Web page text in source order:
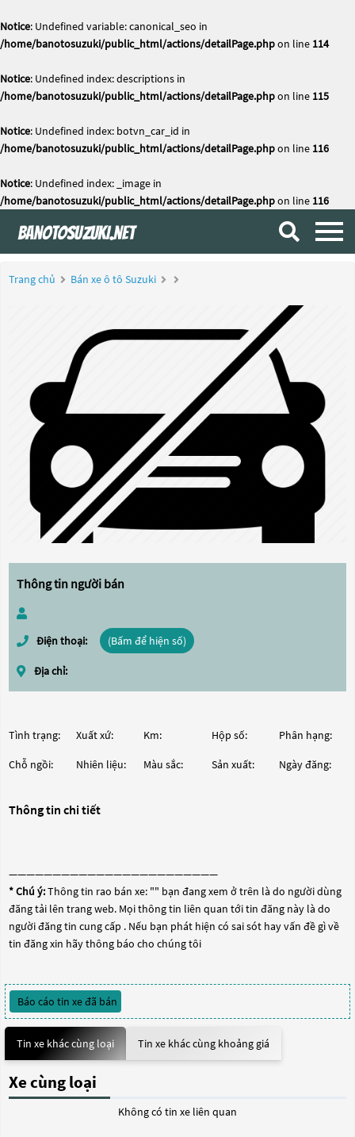
Notice: Undefined variable: canonical_seo in
/home/banotosuzuki/public_html/actions/detailPage.phpon line 114
Notice: Undefined index: descriptions in
/home/banotosuzuki/public_html/actions/detailPage.phpon line 115
Notice: Undefined index: botvn_car_id in
/home/banotosuzuki/public_html/actions/detailPage.phpon line 116
Notice: Undefined index: _image in
/home/banotosuzuki/public_html/actions/detailPage.phpon line 116
Trang chủ Bán xe ô tô Suzuki
Thông tin người bán
Điện thoại: (Bấm để hiện số)
Địa chỉ:
Tình trạng: Xuất xứ: Km: Hộp số: Phân hạng:
Chỗ ngồi: Nhiên liệu: Màu sắc: Sản xuất: Ngày đăng:
Thông tin chi tiết
————————————————————————
* Chú ý:Thông tin rao bán xe: "" bạn đang xem ở trên là do người dùng
đăng tải lên trang web. Mọi thông tin liên quan tới tin đăng này là do
người đăng tin cung cấp . Nếu bạn phát hiện có sai sót hay vấn đề gì về
tin đăng xin hãy thông báo cho chúng tôi
Báo cáo tin xe đã bán
Tin xe khác cùng loại Tin xe khác cùng khoảng giá
Xe cùng loại
Không có tin xe liên quan